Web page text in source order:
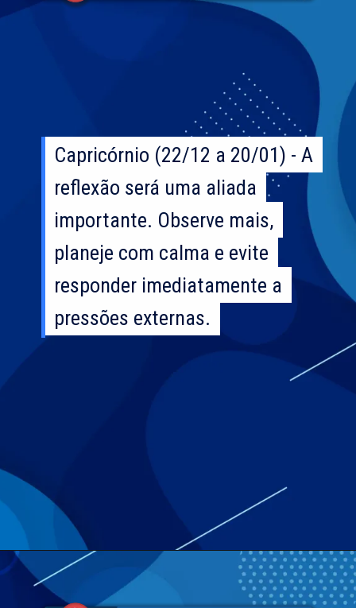
Capricórnio (22/12 a 20/01) - A
reflexão será uma aliada
importante. Observe mais,
planeje com calma e evite
responder imediatamente a
pressões externas.
Capricórnio (22/12 a 20/01) - A
reflexão será uma aliada
importante. Observe mais,
planeje com calma e evite
responder imediatamente a
pressões externas.